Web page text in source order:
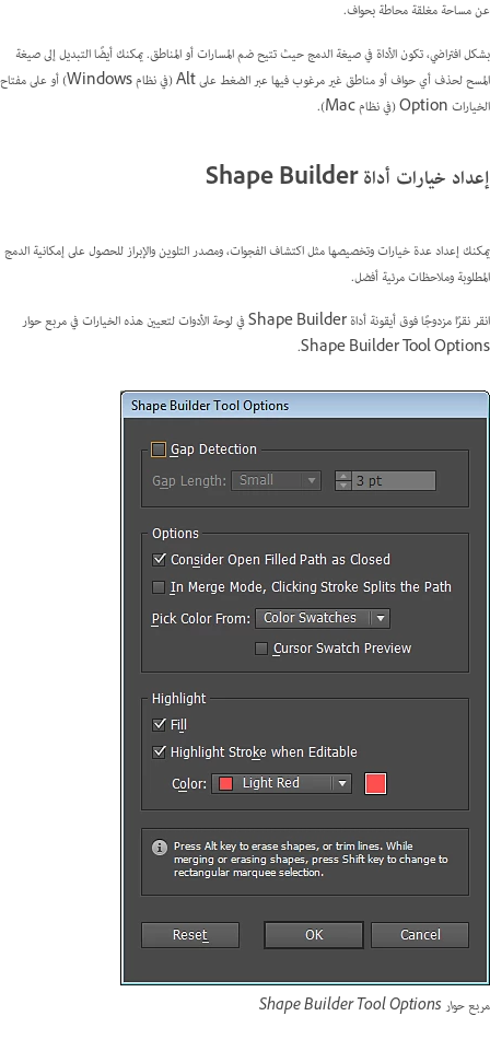
عن مساحة مغلقة محاطة بحواف.
بشكل افتراضي، تكون الأداة في صيغة الدمج حيث تتيح ضم المسارات أو المناطق. يمكنك أيضًا التبديل إلى صيغة
المسح لحذف أي حواف أو مناطق غير مرغوب فيها عبر الضغط على Alt (في نظام Windows) أو على مفتاح
الخيارات Option (في نظام Mac).
إعداد خيارات أداة Shape Builder
يمكنك إعداد عدة خيارات وتخصيصها مثل اكتشاف الفجوات، ومصدر التلوين والإبراز للحصول على إمكانية الدمج
المطلوبة وملاحظات مرئية أفضل.
انقر نقرًا مزدوجًا فوق أيقونة أداة Shape Builder في لوحة الأدوات لتعيين هذه الخيارات في مربع حوار
Shape Builder Tool Options.
مربع حوار Shape Builder Tool Options